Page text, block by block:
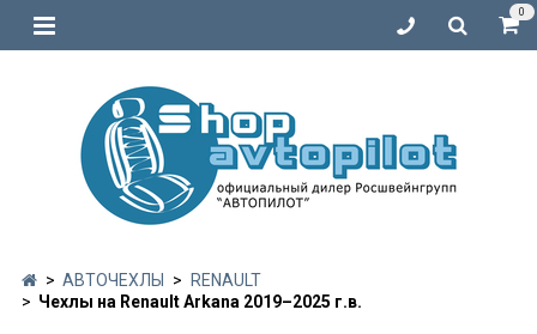
0
АВТОЧЕХЛЫ
RENAULT
Чехлы на Renault Arkana 2019–2025 г.в.